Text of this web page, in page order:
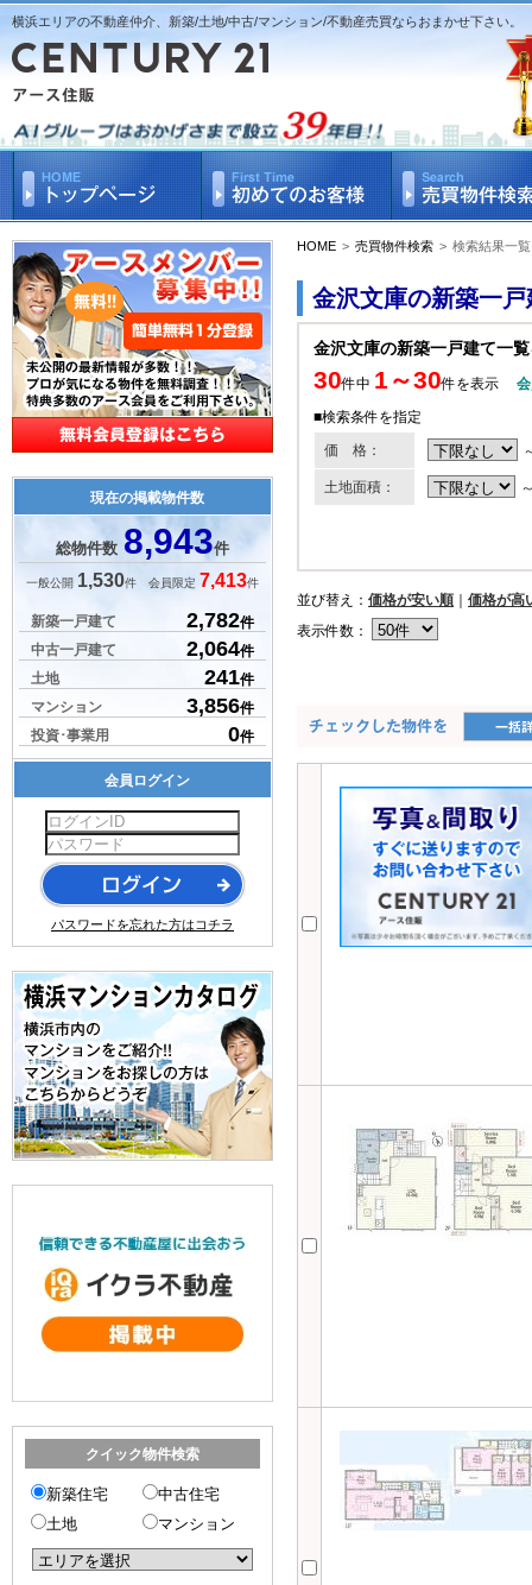
横浜エリアの不動産仲介、新築/土地/中古/マンション/不動産売買ならおまかせ下さい。
HOME > 売買物件検索 > 検索結果一覧
金沢文庫の新築一
金沢文庫の新築一戸建て一
30件中 1～30件を表示
■検索条件を指定
価 格：
土地面積：
並び替え： 価格が安い順
価格が高
表示件数：
現在の掲載物件数
総物件数 8,943件
一般公開 1,530件 会員限定 7,413件
新築一戸建て 2,782件
中古一戸建て
2,064件
土地
241件
マンション
3,856件
投資･事業用
0件
会員ログイン
パスワードを忘れた方はコチラ
クイック物件検索
新築住宅
中古住宅
土地
マンション